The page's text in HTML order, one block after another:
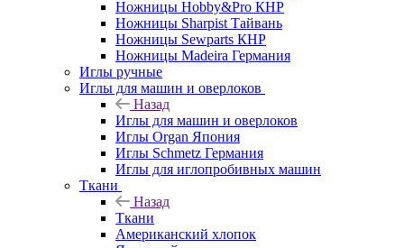
Ножницы Hobby&Pro КНР
Ножницы Sharpist Тайвань
Ножницы Sewparts КНР
Ножницы Madeira Германия
Иглы ручные
Иглы для машин и оверлоков
Назад
Иглы для машин и оверлоков
Иглы Organ Япония
Иглы Schmetz Германия
Иглы для иглопробивных машин
Ткани
Назад
Ткани
Американский хлопок